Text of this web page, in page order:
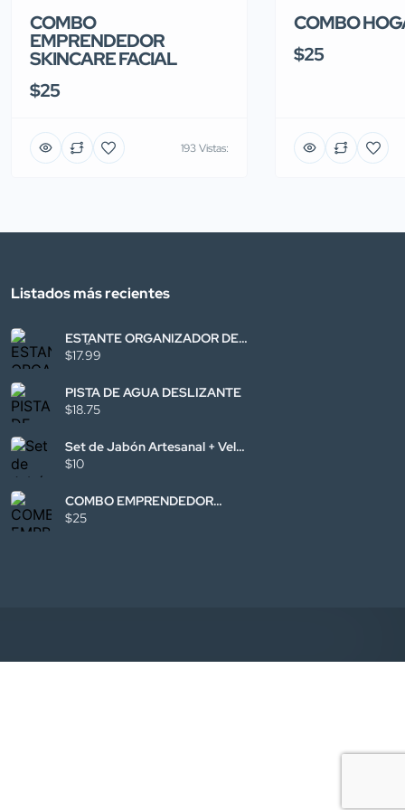
COMBO
EMPRENDEDOR
SKINCARE FACIAL
$25
193 Vistas:
COMBO
$25
Listados más recientes
ESTANTE ORGANIZADOR DE
BAÑO
$17.99
PISTA DE AGUA DESLIZANTE
$18.75
Set de Jabón Artesanal + Vela
por San Valentín
$10
COMBO EMPRENDEDOR
SKINCARE FACIAL
$25